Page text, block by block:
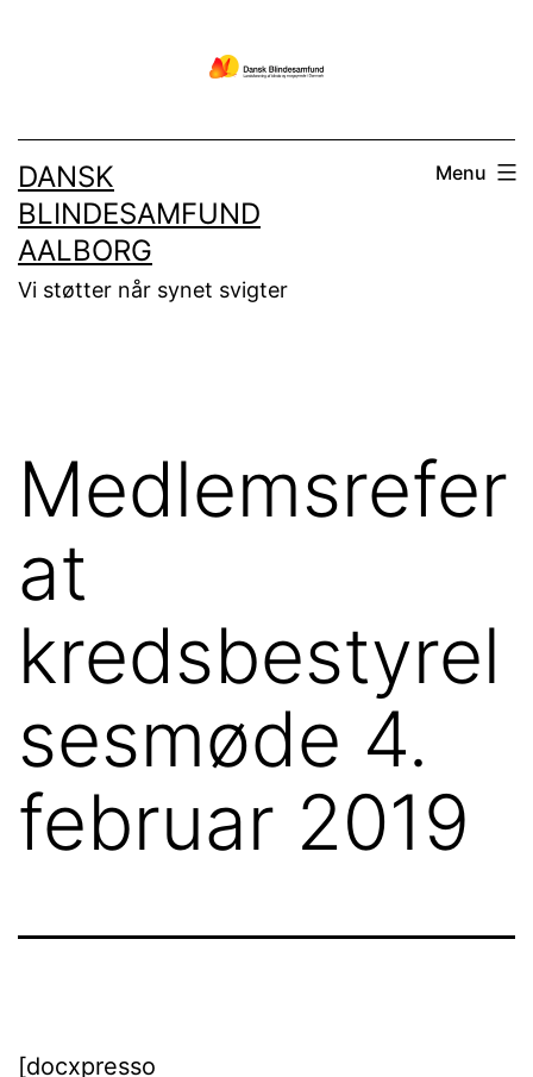
DANSK
BLINDESAMFUND
AALBORG
Vi støtter når synet svigter
Menu
Medlemsrefer
at
kredsbestyrel
sesmøde 4.
februar 2019
[docxpresso